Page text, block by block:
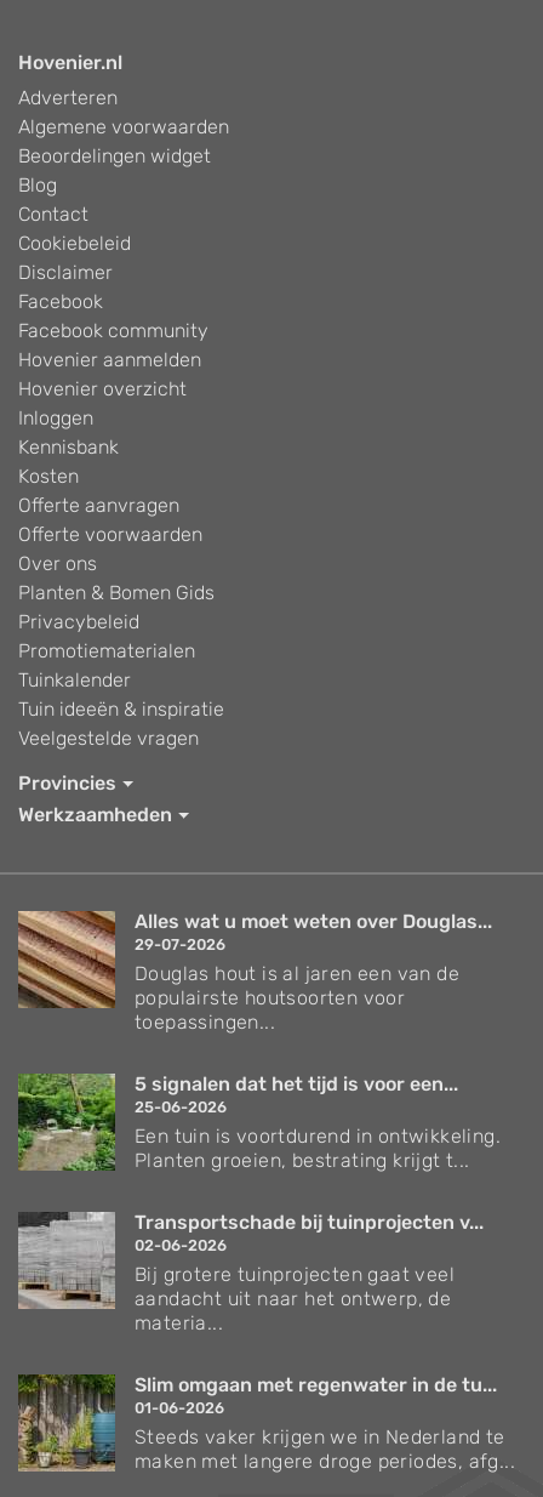
Hovenier.nl
Adverteren
Algemene voorwaarden
Beoordelingen widget
Blog
Contact
Cookiebeleid
Disclaimer
Facebook
Facebook community
Hovenier aanmelden
Hovenier overzicht
Inloggen
Kennisbank
Kosten
Offerte aanvragen
Offerte voorwaarden
Over ons
Planten & Bomen Gids
Privacybeleid
Promotiematerialen
Tuinkalender
Tuin ideeën & inspiratie
Veelgestelde vragen
Provincies
Werkzaamheden
Alles wat u moet weten over Douglas...
29-07-2026
Douglas hout is al jaren een van de
populairste houtsoorten voor
toepassingen...
5 signalen dat het tijd is voor een...
25-06-2026
Een tuin is voortdurend in ontwikkeling.
Planten groeien, bestrating krijgt t...
Transportschade bij tuinprojecten v...
02-06-2026
Bij grotere tuinprojecten gaat veel
aandacht uit naar het ontwerp, de
materia...
Slim omgaan met regenwater in de tu...
01-06-2026
Steeds vaker krijgen we in Nederland te
maken met langere droge periodes, afg...